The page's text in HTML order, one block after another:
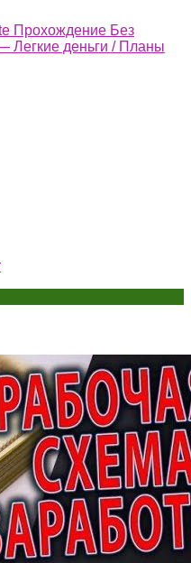
Прохождение Без
Легкие деньги / Планы